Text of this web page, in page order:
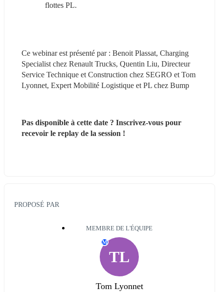
flottes PL.
Ce webinar est présenté par : Benoit Plassat, Charging
Specialist chez Renault Trucks, Quentin Liu, Directeur
Service Technique et Construction chez SEGRO et Tom
Lyonnet, Expert Mobilité Logistique et PL chez Bump
Pas disponible à cette date ? Inscrivez-vous pour
recevoir le replay de la session !
PROPOSÉ PAR
MEMBRE DE L'ÉQUIPE
TL
M
Tom Lyonnet